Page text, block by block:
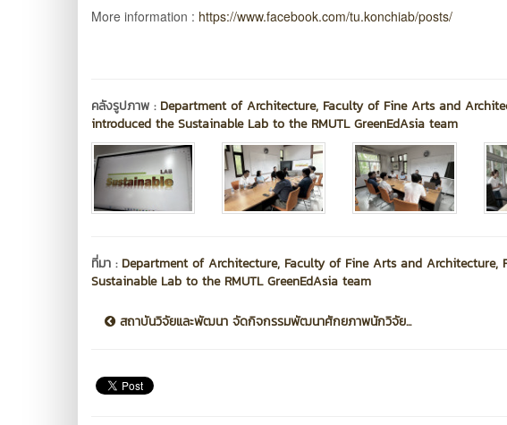
More information : https://www.facebook.com/tu.konchiab/posts/
คลังรูปภาพ : Department of Architecture, Faculty of Fine Arts and
introduced the Sustainable Lab to the RMUTL GreenEdAsia team
ที่มา : Department of Architecture, Faculty of Fine Arts and
Sustainable Lab to the RMUTL GreenEdAsia team
สถาบันวิจัยและพัฒนา จัดกิจกรรมพัฒนาศักยภาพนักวิจัย...